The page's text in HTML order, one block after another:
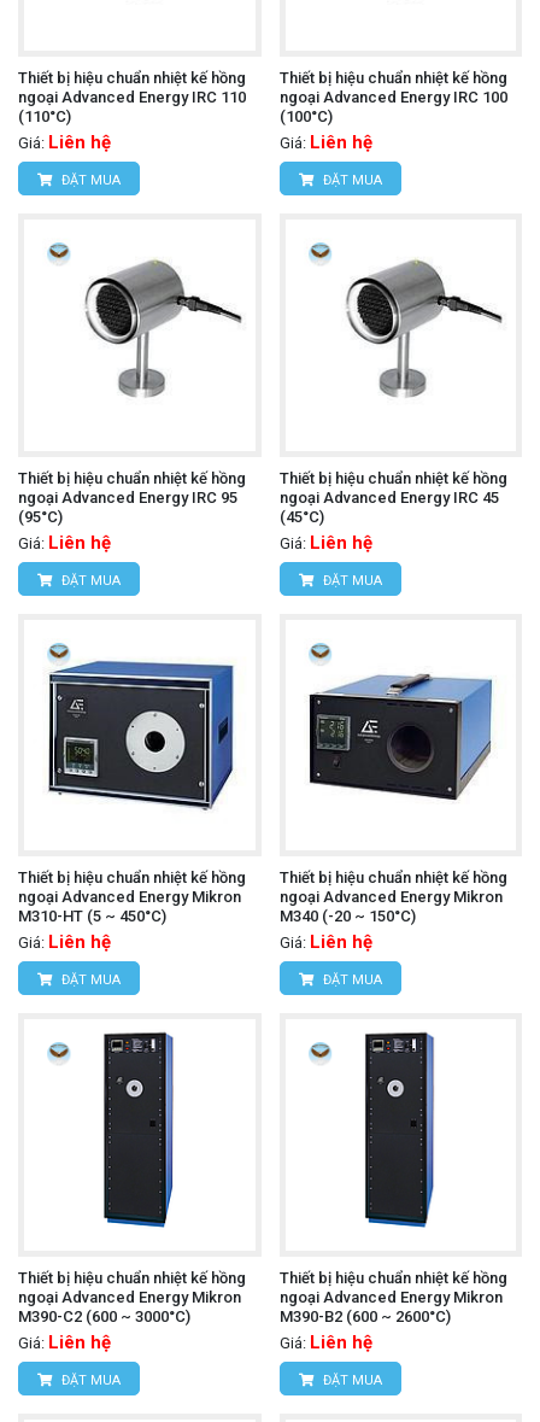
Thiết bị hiệu chuẩn nhiệt kế hồng
ngoại Advanced Energy IRC 110
(110°C)
Giá: Liên hệ
ĐẶT MUA
Thiết bị hiệu chuẩn nhiệt kế hồng
ngoại Advanced Energy IRC 100
(100°C)
Giá: Liên hệ
ĐẶT MUA
Thiết bị hiệu chuẩn nhiệt kế hồng
ngoại Advanced Energy IRC 95
(95°C)
Giá: Liên hệ
ĐẶT MUA
Thiết bị hiệu chuẩn nhiệt kế hồng
ngoại Advanced Energy IRC 45
(45°C)
Giá: Liên hệ
ĐẶT MUA
Thiết bị hiệu chuẩn nhiệt kế hồng
ngoại Advanced Energy Mikron
M310-HT (5 ~ 450°C)
Giá: Liên hệ
ĐẶT MUA
Thiết bị hiệu chuẩn nhiệt kế hồng
ngoại Advanced Energy Mikron
M340 (-20 ~ 150°C)
Giá: Liên hệ
ĐẶT MUA
Thiết bị hiệu chuẩn nhiệt kế hồng
ngoại Advanced Energy Mikron
M390-C2 (600 ~ 3000°C)
Giá: Liên hệ
ĐẶT MUA
Thiết bị hiệu chuẩn nhiệt kế hồng
ngoại Advanced Energy Mikron
M390-B2 (600 ~ 2600°C)
Giá: Liên hệ
ĐẶT MUA